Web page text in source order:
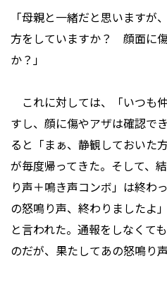
「母親と一緒だと思いますが
方をしていますか？ 顔面に
か？」
これに対しては、「いつも
すし、顔に傷やアザは確認で
ると「まぁ、静観しておいた
が毎度帰ってきた。そして、
り声＋鳴き声コンボ」は終わ
の怒鳴り声、終わりましたよ
と言われた。通報をしなくて
のだが、果たしてあの怒鳴り